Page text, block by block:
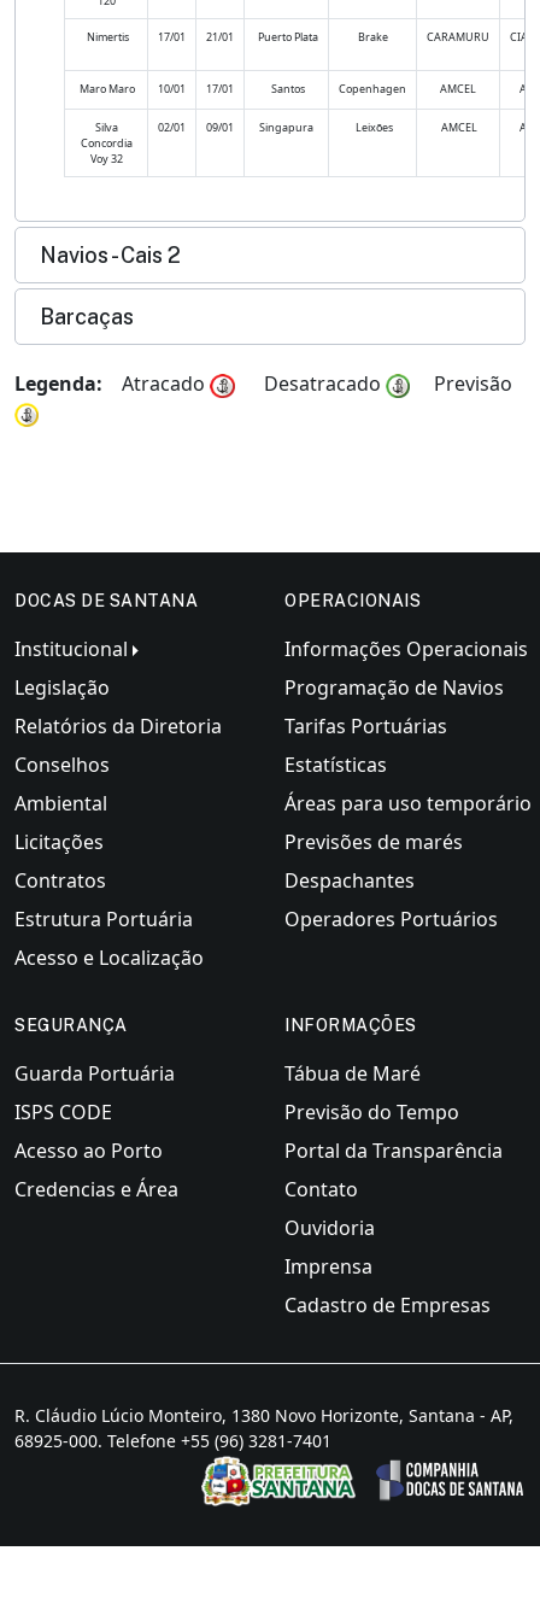
Nimertis 17/01 21/01 Puerto Plata Brake CARAMURU
Maro Maro 10/01 17/01 Santos Copenhagen AMCEL
Silva
Concordia
Voy 32
02/01 09/01 Singapura Leixões AMCEL
Navios - Cais 2
Barcaças
Legenda: Atracado Desatracado Previsão
DOCAS DE SANTANA
Institucional
Legislação
Relatórios da Diretoria
Conselhos
Ambiental
Licitações
Contratos
Estrutura Portuária
Acesso e Localização
OPERACIONAIS
Informações Operacionais
Programação de Navios
Tarifas Portuárias
Estatísticas
Áreas para uso temporário
Previsões de marés
Despachantes
Operadores Portuários
SEGURANÇA
Guarda Portuária
ISPS CODE
Acesso ao Porto
Credencias e Área
INFORMAÇÕES
Tábua de Maré
Previsão do Tempo
Portal da Transparência
Contato
Ouvidoria
Imprensa
Cadastro de Empresas
R. Cláudio Lúcio Monteiro, 1380 Novo Horizonte, Santana - AP,
68925-000. Telefone +55 (96) 3281-7401